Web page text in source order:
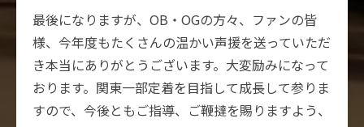
最後になりますが、OB・OGの方々、ファンの皆
様、今年度もたくさんの温かい声援を送っていただ
き本当にありがとうございます。大変励みになって
おります。関東一部定着を目指して成長して参りま
すので、今後ともご指導、ご鞭撻を賜りますよう、